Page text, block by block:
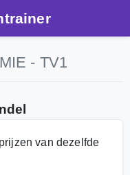
- TV1
van dezelfde